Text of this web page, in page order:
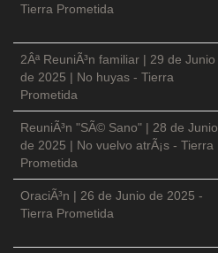
Tierra Prometida
2Âª ReuniÃ³n familiar | 29 de Junio
de 2025 | No huyas - Tierra
Prometida
ReuniÃ³n "SÃ© Sano" | 28 de Junio
de 2025 | No vuelvo atrÃ¡s - Tierra
Prometida
OraciÃ³n | 26 de Junio de 2025 -
Tierra Prometida